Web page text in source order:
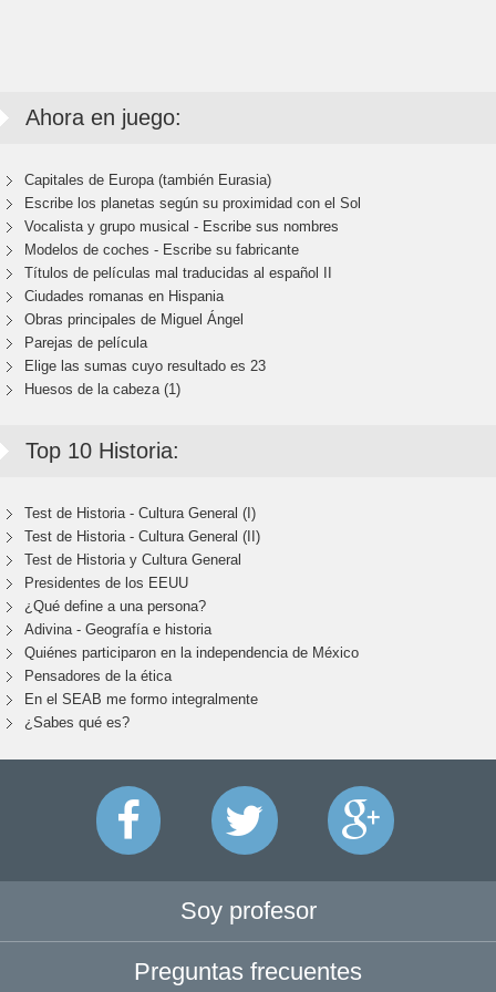
Ahora en juego:
Capitales de Europa (también Eurasia)
Escribe los planetas según su proximidad con el Sol
Vocalista y grupo musical - Escribe sus nombres
Modelos de coches - Escribe su fabricante
Títulos de películas mal traducidas al español II
Ciudades romanas en Hispania
Obras principales de Miguel Ángel
Parejas de película
Elige las sumas cuyo resultado es 23
Huesos de la cabeza (1)
Top 10 Historia:
Test de Historia - Cultura General (I)
Test de Historia - Cultura General (II)
Test de Historia y Cultura General
Presidentes de los EEUU
¿Qué define a una persona?
Adivina - Geografía e historia
Quiénes participaron en la independencia de México
Pensadores de la ética
En el SEAB me formo integralmente
¿Sabes qué es?
Soy profesor
Preguntas frecuentes